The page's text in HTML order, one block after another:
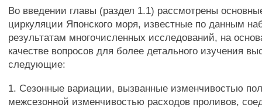
Во введении главы (раздел 1.1) рассмотрены
циркуляции Японского моря, известные по данным
результатам многочисленных исследований, на
качестве вопросов для более детального изучения
следующие:
1. Сезонные вариации, вызванные изменчивостью
межсезонной изменчивостью расходов проливов,